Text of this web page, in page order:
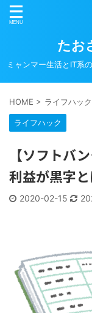
たお
ミャンマー生活とIT系
HOME > ライフハック
ライフハック
【ソフトバ
利益が黒字
2020-02-15